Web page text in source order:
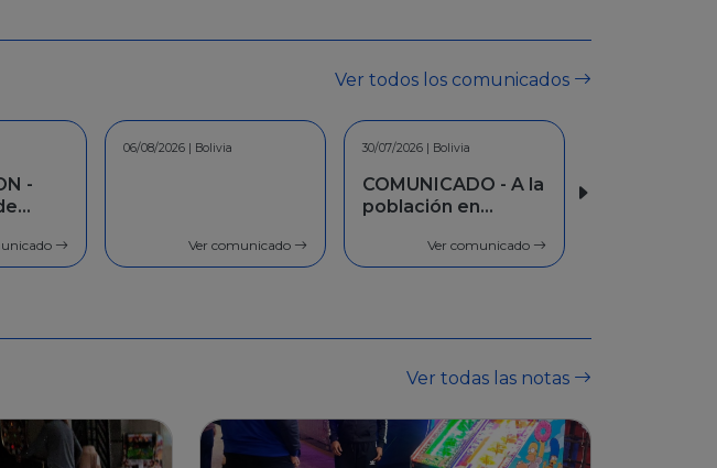
Ver todos los comunicados
30/07/2026 | Bolivia
Ver comunicado
30/06/2026 | Bolivia
INFORMACION -
Facilidades de
Ver comunicado
Ver todas las notas